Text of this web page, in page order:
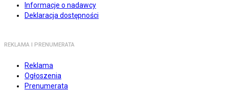
Informacje o nadawcy
Deklaracja dostępności
REKLAMA I PRENUMERATA
Reklama
Ogłoszenia
Prenumerata